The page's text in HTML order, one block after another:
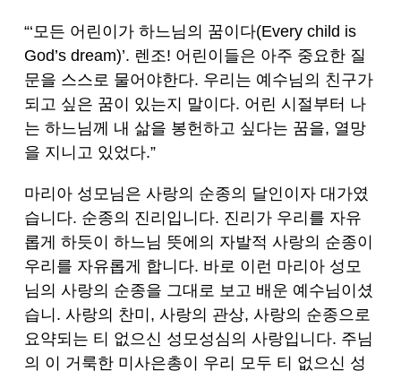
“‘모든 어린이가 하느님의 꿈이다(Every child is
God’s dream)’. 렌조! 어린이들은 아주 중요한 질
문을 스스로 물어야한다. 우리는 예수님의 친구가
되고 싶은 꿈이 있는지 말이다. 어린 시절부터 나
는 하느님께 내 삶을 봉헌하고 싶다는 꿈을, 열망
을 지니고 있었다.”
마리아 성모님은 사랑의 순종의 달인이자 대가였
습니다. 순종의 진리입니다. 진리가 우리를 자유
롭게 하듯이 하느님 뜻에의 자발적 사랑의 순종이
우리를 자유롭게 합니다. 바로 이런 마리아 성모
님의 사랑의 순종을 그대로 보고 배운 예수님이셨
습니. 사랑의 찬미, 사랑의 관상, 사랑의 순종으로
요약되는 티 없으신 성모성심의 사랑입니다. 주님
의 이 거룩한 미사은총이 우리 모두 티 없으신 성